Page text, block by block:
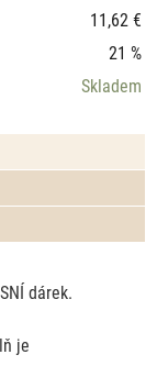
11,62 €
21 %
Skladem
dárek.
je